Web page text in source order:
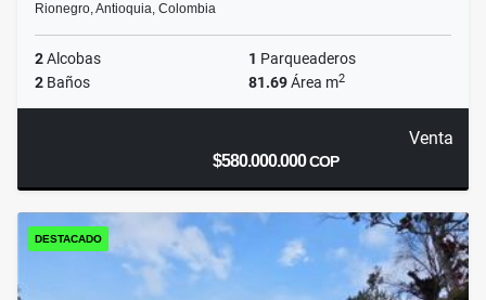
Rionegro, Antioquia, Colombia
2Alcobas 1 Parqueaderos
2 Baños 81.69Área m2
Venta
$580.000.000COP
DESTACADO